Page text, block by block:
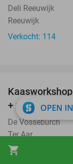
shopping_cart
Deli Reeuwijk
Reeuwijk
Verkocht: 114
+ rondleiding
De Vosseburch
Ter Aar
Verkocht: 572
OPEN